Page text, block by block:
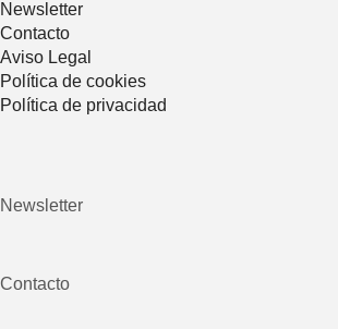
Newsletter
Contacto
Aviso Legal
Política de cookies
Política de privacidad
Newsletter
Contacto